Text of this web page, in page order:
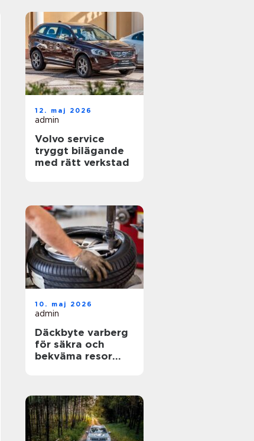
12. maj 2026
admin
Volvo service
tryggt bilägande
med rätt verkstad
10. maj 2026
admin
Däckbyte varberg
för säkra och
bekväma resor